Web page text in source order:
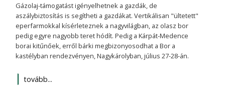
Gázolaj-támogatást igényelhetnek a gazdák, de
aszálybiztosítás is segítheti a gazdákat. Vertikálisan "ültetett"
eperfarmokkal kísérleteznek a nagyvilágban, az olasz bor
pedig egyre nagyobb teret hódít. Pedig a Kárpát-Medence
borai kitűnőek, erről bárki megbizonyosodhat a Bor a
kastélyban rendezvényen, Nagykárolyban, július 27-28-án.
tovább...